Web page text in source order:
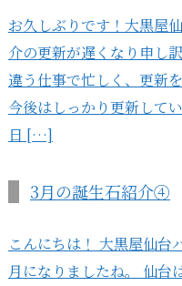
お久しぶりです！大黒屋
介の更新が遅くなり申し
違う仕事で忙しく、更新
今後はしっかり更新して
日 […]
3月の誕生石紹介④
こんにちは！ 大黒屋仙台
月になりましたね。 仙台